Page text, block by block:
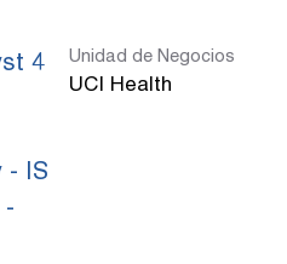
4
- IS
-
Unidad de Negocios
UCI Health